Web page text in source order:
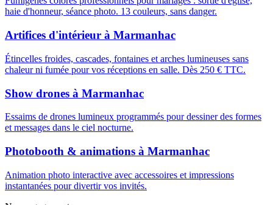
haie d'honneur, séance photo. 13 couleurs, sans danger.
Artifices d'intérieur à Marmanhac
Étincelles froides, cascades, fontaines et arches lumineuses sans
chaleur ni fumée pour vos réceptions en salle. Dès 250 € TTC.
Show drones à Marmanhac
Essaims de drones lumineux programmés pour dessiner des formes
et messages dans le ciel nocturne.
Photobooth & animations à Marmanhac
Animation photo interactive avec accessoires et impressions
instantanées pour divertir vos invités.